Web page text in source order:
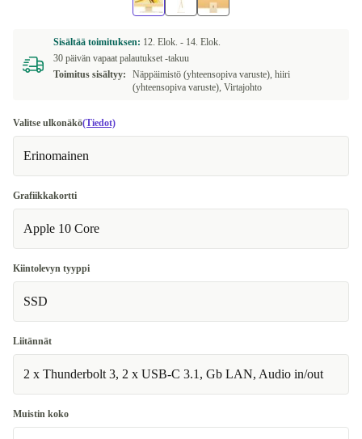
Sisältää toimituksen: 12. Elok. - 14. Elok.
30 päivän vapaat palautukset -takuu
Toimitus sisältyy:
Näppäimistö (yhteensopiva varuste), hiiri
(yhteensopiva varuste), Virtajohto
Valitse ulkonäkö(Tiedot)
Erinomainen
Grafiikkakortti
Apple 10 Core
Kiintolevyn tyyppi
SSD
Liitännät
2 x Thunderbolt 3, 2 x USB-C 3.1, Gb LAN, Audio in/out
Muistin koko